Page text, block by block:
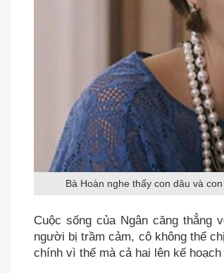
Bà Hoàn nghe thấy con dâu và
Cuộc sống của Ngân căng thẳng
người bị trầm cảm, cô không thể
chính vì thế mà cả hai lên kế